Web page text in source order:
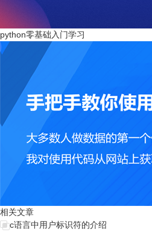
python零基础入门学习
相关文章
c语言中用户标识符的介绍